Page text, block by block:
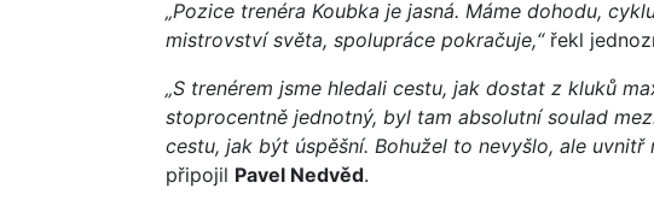
„Pozice trenéra Koubka je jasná. Máme dohodu,
mistrovství světa, spolupráce pokračuje,“ řekl
„S trenérem jsme hledali cestu, jak dostat z kluků
stoprocentně jednotný, byl tam absolutní soulad
cestu, jak být úspěšní. Bohužel to nevyšlo, ale
připojil Pavel Nedvěd.